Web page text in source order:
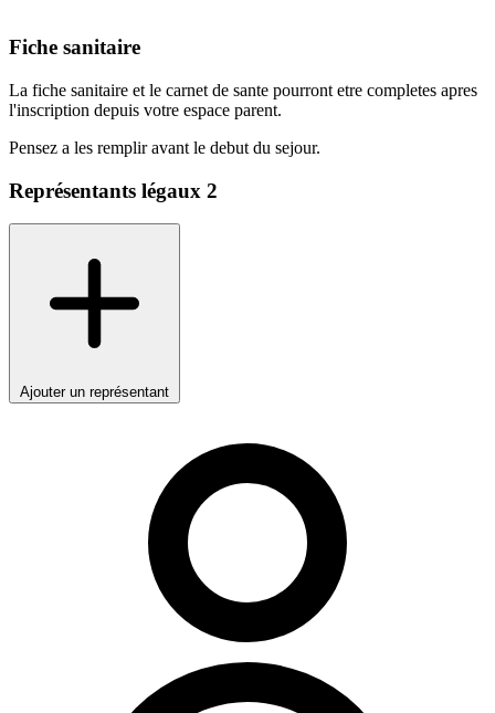
Fiche sanitaire
La fiche sanitaire et le carnet de sante pourront etre completes apres
l'inscription depuis votre espace parent.
Pensez a les remplir avant le debut du sejour.
Représentants légaux 2
Ajouter un représentant